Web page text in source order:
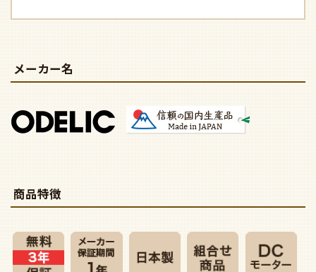
メーカー名
商品特徴